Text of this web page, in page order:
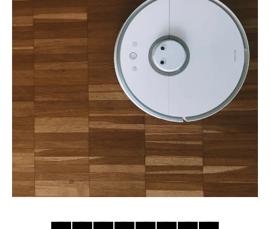
BLOG ABOUT LETTER
ニュースレター
お問い合わせ